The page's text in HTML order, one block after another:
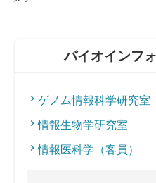
バイオインフ
ゲノム情報科学研究室
情報生物学研究室
情報医科学（客員）